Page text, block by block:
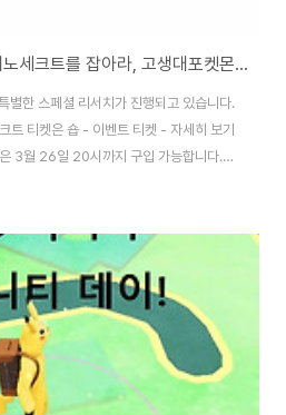
포켓몬고 스페셜 리서치, 게노세크트를 잡아라, 고생대포켓몬의 수수께끼를 풀어라!
별한 스페셜 리서치가 진행되고 있습니다.
트 티켓은 숍 - 이벤트 티켓 - 자세히 보기
3월 26일 20시까지 구입 가능합니다.
치를 진행해 봅니다.총 5가지 미션으로
포켓몬을 25마리 잡는다.완료시 : 프리
크트 캡 고생대 포켓몬의 수수께끼를 풀어
는다.완료시 : 기술머신스페셜 x3, 무장
무장조 획득! 고생대 포켓몬의 수수께끼